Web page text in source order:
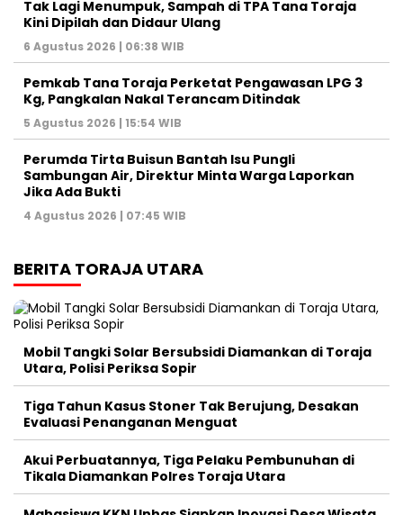
Tak Lagi Menumpuk, Sampah di TPA Tana Toraja
Kini Dipilah dan Didaur Ulang
6 Agustus 2026 | 06:38 WIB
Pemkab Tana Toraja Perketat Pengawasan LPG 3
Kg, Pangkalan Nakal Terancam Ditindak
5 Agustus 2026 | 15:54 WIB
Perumda Tirta Buisun Bantah Isu Pungli
Sambungan Air, Direktur Minta Warga Laporkan
Jika Ada Bukti
4 Agustus 2026 | 07:45 WIB
BERITA TORAJA UTARA
Mobil Tangki Solar Bersubsidi Diamankan di Toraja
Utara, Polisi Periksa Sopir
Tiga Tahun Kasus Stoner Tak Berujung, Desakan
Evaluasi Penanganan Menguat
Akui Perbuatannya, Tiga Pelaku Pembunuhan di
Tikala Diamankan Polres Toraja Utara